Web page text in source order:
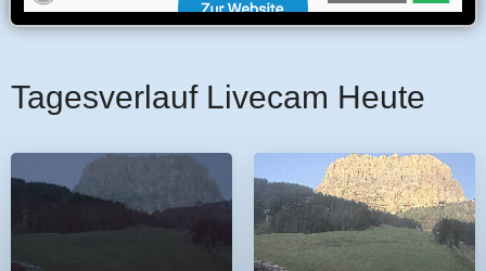
Tagesverlauf Livecam Heute